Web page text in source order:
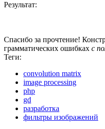
Результат:
Спасибо за прочтение!
грамматических ошибках с
Теги:
convolution matrix
image processing
php
gd
разработка
фильтры изображений